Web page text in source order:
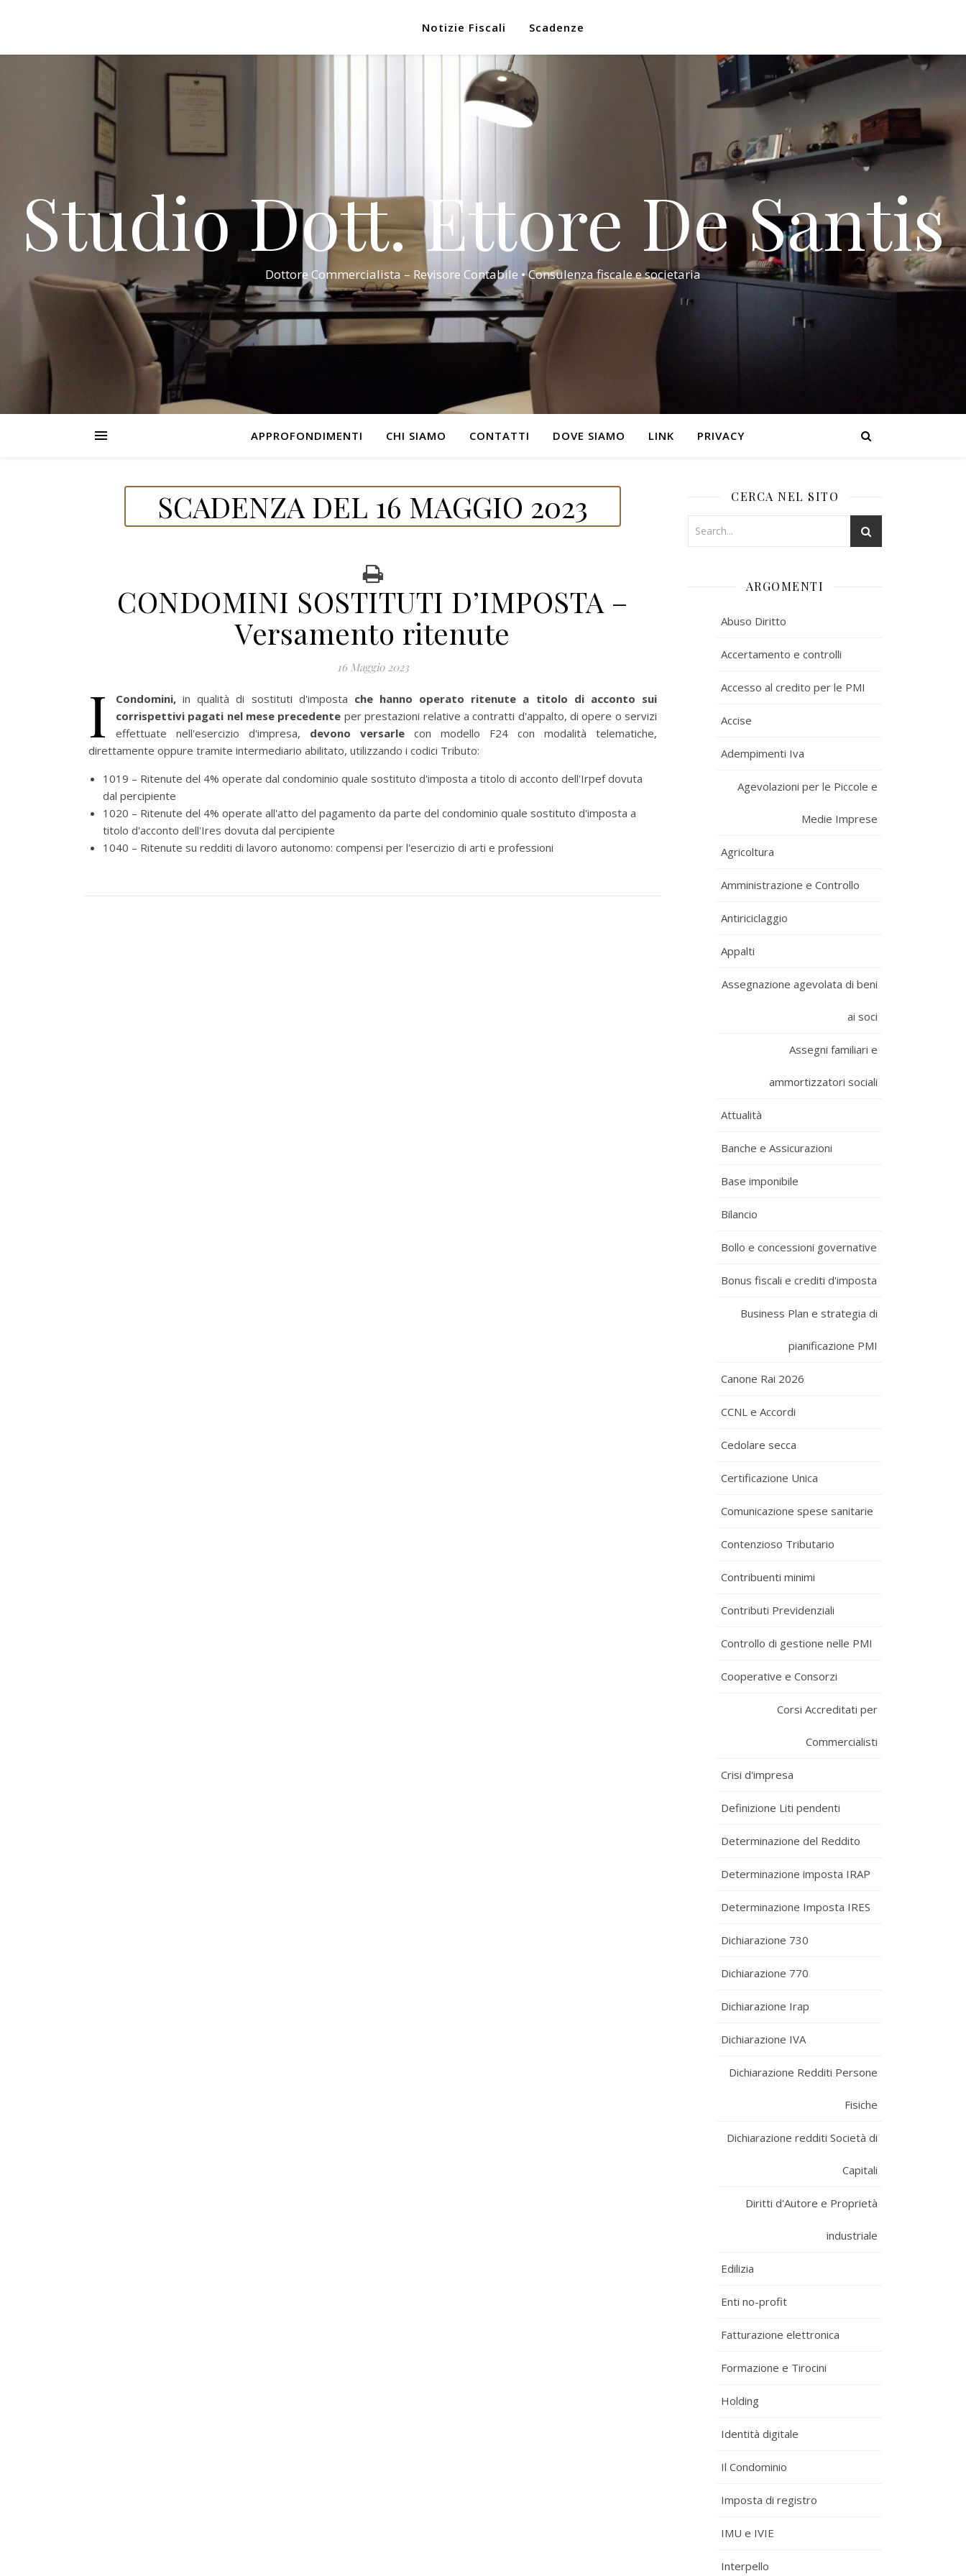
Notizie Fiscali Scadenze
Studio Dott. Ettore De Santis
Dottore Commercialista – Revisore Contabile • Consulenza fiscale e societaria
APPROFONDIMENTI CHI SIAMO CONTATTI DOVE SIAMO LINK PRIVACY
SCADENZA DEL 16 MAGGIO 2023
CONDOMINI SOSTITUTI D’IMPOSTA –
Versamento ritenute
16 Maggio 2023
I Condomini, in qualità di sostituti d'imposta che hanno operato ritenute a titolo di acconto sui
corrispettivi pagati nel mese precedente per prestazioni relative a contratti d'appalto, di opere o servizi
effettuate nell'esercizio d'impresa, devono versarle con modello F24 con modalità telematiche,
direttamente oppure tramite intermediario abilitato, utilizzando i codici Tributo:
1019 – Ritenute del 4% operate dal condominio quale sostituto d'imposta a titolo di acconto dell'Irpef dovuta
dal percipiente
1020 – Ritenute del 4% operate all'atto del pagamento da parte del condominio quale sostituto d'imposta a
titolo d'acconto dell'Ires dovuta dal percipiente
1040 – Ritenute su redditi di lavoro autonomo: compensi per l'esercizio di arti e professioni
CERCA NEL SITO
ARGOMENTI
Abuso Diritto
Accertamento e controlli
Accesso al credito per le PMI
Accise
Adempimenti Iva
Agevolazioni per le Piccole e
Medie Imprese
Agricoltura
Amministrazione e Controllo
Antiriciclaggio
Appalti
Assegnazione agevolata di beni
ai soci
Assegni familiari e
ammortizzatori sociali
Attualità
Banche e Assicurazioni
Base imponibile
Bilancio
Bollo e concessioni governative
Bonus fiscali e crediti d'imposta
Business Plan e strategia di
pianificazione PMI
Canone Rai 2026
CCNL e Accordi
Cedolare secca
Certificazione Unica
Comunicazione spese sanitarie
Contenzioso Tributario
Contribuenti minimi
Contributi Previdenziali
Controllo di gestione nelle PMI
Cooperative e Consorzi
Corsi Accreditati per
Commercialisti
Crisi d'impresa
Definizione Liti pendenti
Determinazione del Reddito
Determinazione imposta IRAP
Determinazione Imposta IRES
Dichiarazione 730
Dichiarazione 770
Dichiarazione Irap
Dichiarazione IVA
Dichiarazione Redditi Persone
Fisiche
Dichiarazione redditi Società di
Capitali
Diritti d'Autore e Proprietà
industriale
Edilizia
Enti no-profit
Fatturazione elettronica
Formazione e Tirocini
Holding
Identità digitale
Il Condominio
Imposta di registro
IMU e IVIE
Interpello